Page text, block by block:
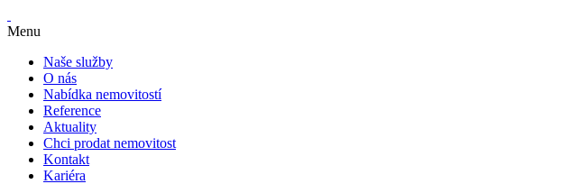
Menu
Naše služby
O nás
Nabídka nemovitostí
Reference
Aktuality
Chci prodat nemovitost
Kontakt
Kariéra